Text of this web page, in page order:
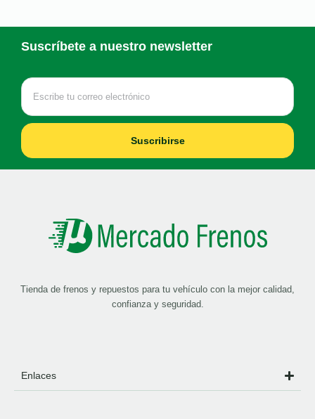
Suscríbete a nuestro newsletter
Suscribirse
Tienda de frenos y repuestos para tu vehículo con la mejor calidad,
confianza y seguridad.
Enlaces